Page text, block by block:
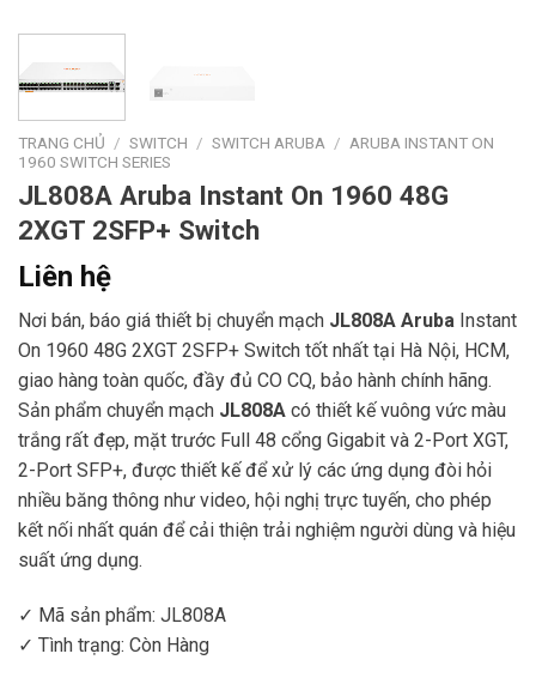
TRANG CHỦ / SWITCH / SWITCH ARUBA / ARUBA INSTANT ON
1960 SWITCH SERIES
JL808A Aruba Instant On 1960 48G
2XGT 2SFP+ Switch
Liên hệ
Nơi bán, báo giá thiết bị chuyển mạch JL808A Aruba Instant
On 1960 48G 2XGT 2SFP+ Switch tốt nhất tại Hà Nội, HCM,
giao hàng toàn quốc, đầy đủ CO CQ, bảo hành chính hãng.
Sản phẩm chuyển mạch JL808A có thiết kế vuông vức màu
trắng rất đẹp, mặt trước Full 48 cổng Gigabit và 2-Port XGT,
2-Port SFP+, được thiết kế để xử lý các ứng dụng đòi hỏi
nhiều băng thông như video, hội nghị trực tuyến, cho phép
kết nối nhất quán để cải thiện trải nghiệm người dùng và hiệu
suất ứng dụng.
✓ Mã sản phẩm: JL808A
✓ Tình trạng: Còn Hàng